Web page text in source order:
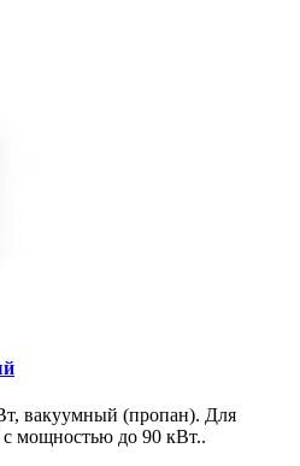
вакуумный (пропан). Для
мощностью до 90 кВт..